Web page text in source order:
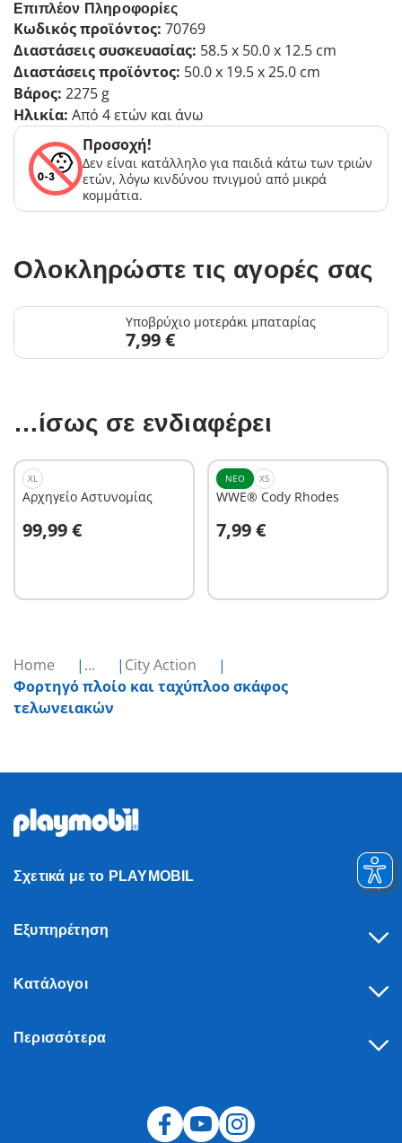
Home ...
City Action
Φορτηγό πλοίο και ταχύπλοο σκάφος
τελωνειακών
Επιπλέον Πληροφορίες
Κωδικός προϊόντος: 70769
Διαστάσεις συσκευασίας: 58.5 x 50.0 x 12.5 cm
Διαστάσεις προϊόντος: 50.0 x 19.5 x 25.0 cm
Βάρος: 2275 g
Ηλικία: Από 4 ετών και άνω
Προσοχή!
Δεν είναι κατάλληλο για παιδιά κάτω των τριών
ετών, λόγω κινδύνου πνιγμού από μικρά
κομμάτια.
Ολοκληρώστε τις αγορές σας
Υποβρύχιο μοτεράκι μπαταρίας
7,99 €
…ίσως σε ενδιαφέρει
XL
Αρχηγείο Αστυνομίας
99,99 €
ΝΈΟ XS
WWE® Cody Rhodes
7,99 €
Σχετικά με το PLAYMOBIL
Εξυπηρέτηση
Κατάλογοι
Περισσότερα